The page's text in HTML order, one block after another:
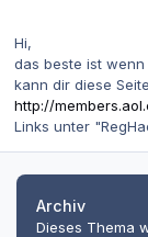
Hi,
das beste ist
kann dir diese
http://
Links unter
Archiv
Dieses Thema